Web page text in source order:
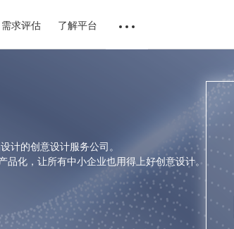
需求评估 了解平台
计的创意设计服务公司。
化，让所有中小企业也用得上好创意设计。